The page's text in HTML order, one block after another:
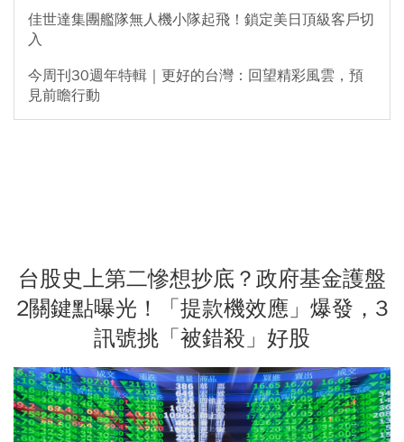
佳世達集團艦隊無人機小隊起飛！鎖定美日頂級客戶切
入
今周刊30週年特輯｜更好的台灣：回望精彩風雲，預
見前瞻行動
台股史上第二慘想抄底？政府基金護盤
2關鍵點曝光！「提款機效應」爆發，3
訊號挑「被錯殺」好股